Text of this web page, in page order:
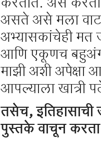
करतात. असे
असते असे मला वाटत
अभ्यासकांचेही मत
आणि एकूणच
माझी अशी अपेक्षा
आपल्याला खात्री
तसेच, इतिहासाची
पुस्तके वाचून